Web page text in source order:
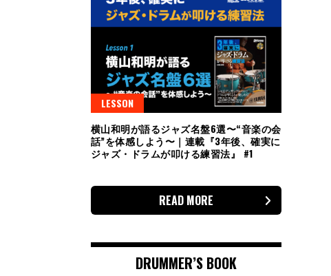
LESSON
横山和明が語るジャズ名盤6選〜“音楽の会
話”を体感しよう〜｜連載『3年後、確実に
ジャズ・ドラムが叩ける練習法』 #1
READ MORE
DRUMMER’S BOOK